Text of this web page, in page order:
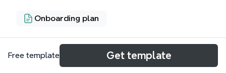
Onboarding plan
About
Free template Get template